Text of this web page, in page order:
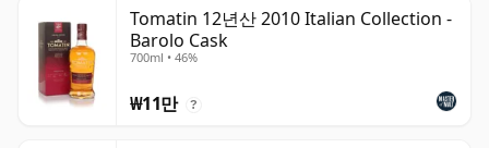
Tomatin 12년산 2010 Italian Collection -
Barolo Cask
700ml • 46%
₩11만 ?